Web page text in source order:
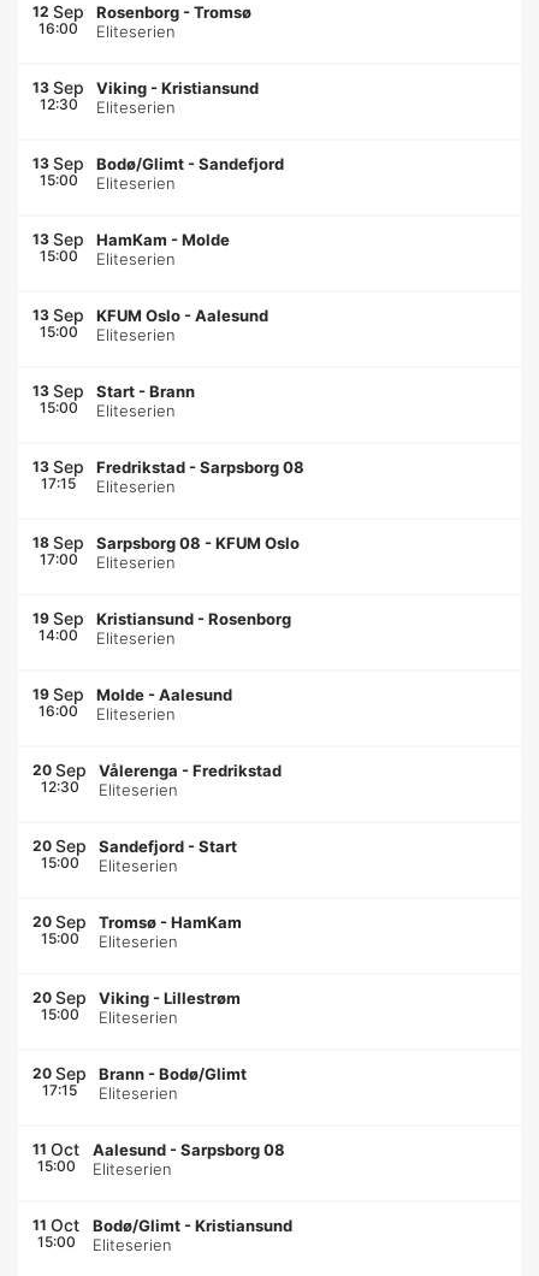
12 Sep
16:00
Rosenborg -Tromsø
Eliteserien
13 Sep
12:30
Viking -Kristiansund
Eliteserien
13 Sep
15:00
Bodø/Glimt -Sandefjord
Eliteserien
13 Sep
15:00
HamKam -Molde
Eliteserien
13 Sep
15:00
KFUM Oslo -Aalesund
Eliteserien
13 Sep
15:00
Start -Brann
Eliteserien
13 Sep
17:15
Fredrikstad -Sarpsborg 08
Eliteserien
18 Sep
17:00
Sarpsborg 08 -KFUM Oslo
Eliteserien
19 Sep
14:00
Kristiansund -Rosenborg
Eliteserien
19 Sep
16:00
Molde -Aalesund
Eliteserien
20 Sep
12:30
Vålerenga -Fredrikstad
Eliteserien
20 Sep
15:00
Sandefjord -Start
Eliteserien
20 Sep
15:00
Tromsø -HamKam
Eliteserien
20 Sep
15:00
Viking -Lillestrøm
Eliteserien
20 Sep
17:15
Brann -Bodø/Glimt
Eliteserien
11 Oct
15:00
Aalesund -Sarpsborg 08
Eliteserien
11 Oct
15:00
Bodø/Glimt -Kristiansund
Eliteserien